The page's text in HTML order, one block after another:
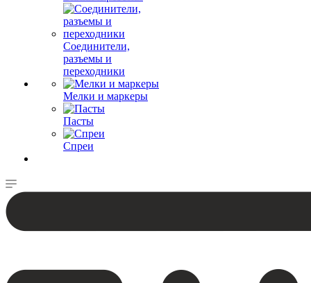
Соединители,
разъемы и
переходники
Мелки и маркеры
Пасты
Спреи